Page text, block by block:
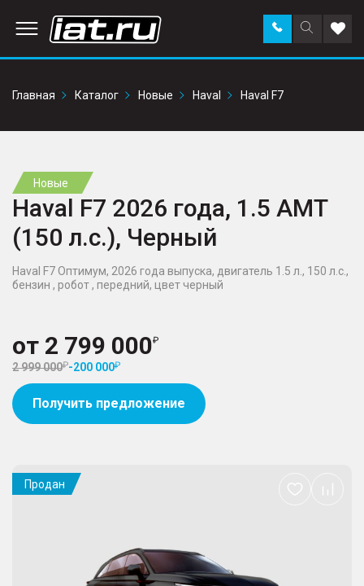
Поиск
по
Заказать
звонок в
Главная
Каталог Новые Haval Haval F7
Новые
Haval F7 2026 года, 1.5 AMT
(150 л.с.), Черный
Haval F7 Оптимум, 2026 года выпуска, двигатель 1.5 л., 150 л.с.,
бензин , робот , передний, цвет черный
от 2 799 000
2 999 000 -200 000
Получить предложение
Продан
Добавить